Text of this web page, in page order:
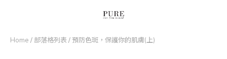
Home / 部落格列表 / 預防色斑，保護你的肌膚(上)